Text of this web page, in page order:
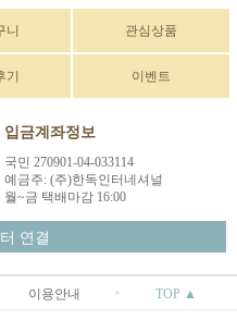
니 관심상품
기 이벤트
입금계좌정보
국민 270901-04-033114
예금주: (주)한독인터네셔널
월~금 택배마감 16:00
연결
이용안내 TOP ▲